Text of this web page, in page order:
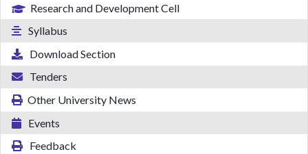
Research and Development Cell
Syllabus
Download Section
Tenders
Other University News
Events
Feedback